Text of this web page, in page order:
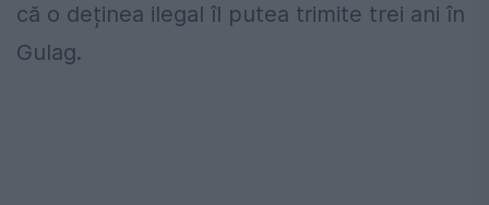
că o deținea ilegal îl putea trimite trei ani în
Gulag.